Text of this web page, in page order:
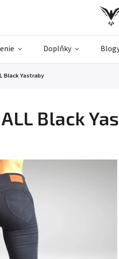
Doplňky
Black Yastraby
Black